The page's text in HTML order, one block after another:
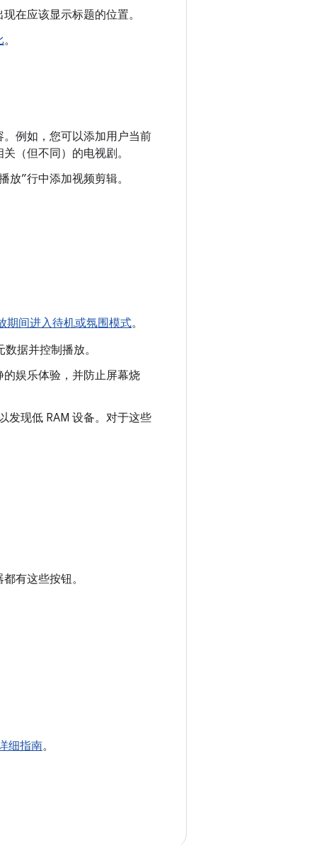
在应该显示标题的位置。
。
例如，您可以添加用户当前
（但不同）的电视剧。
”行中添加视频剪辑。
期间进入待机或氛围模式。
据并控制播放。
娱乐体验，并防止屏幕烧
发现低 RAM 设备。对于这些
有这些按钮。
细指南。